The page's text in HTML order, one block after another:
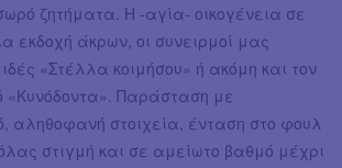
ζητήματα. Η -αγία- οικογένεια σε
εκδοχή άκρων, οι συνειρμοί μας
«Στέλλα κοιμήσου» ή ακόμη και τον
«Κυνόδοντα». Παράσταση με
αληθοφανή στοιχεία, ένταση στο φουλ
στιγμή και σε αμείωτο βαθμό μέχρι